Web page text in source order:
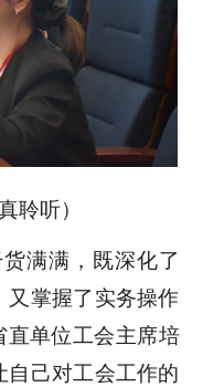
聆听）
满满，既深化了
又掌握了实务操作
单位工会主席培
己对工会工作的